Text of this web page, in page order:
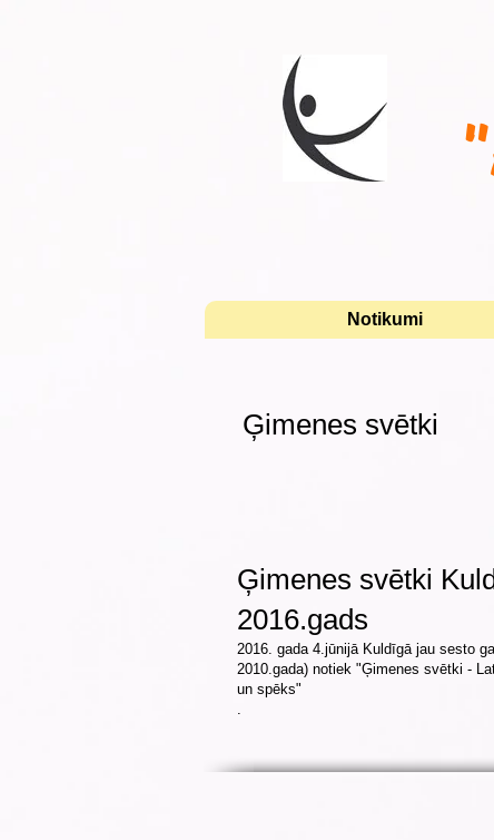
Notikumi
Ģimenes svētki
Ģimenes svētki
2016.gads
2016. gada 4.jūnijā Kuldīgā jau sesto
2010.gada) notiek "Ģimenes svētki -
un spēks"
.